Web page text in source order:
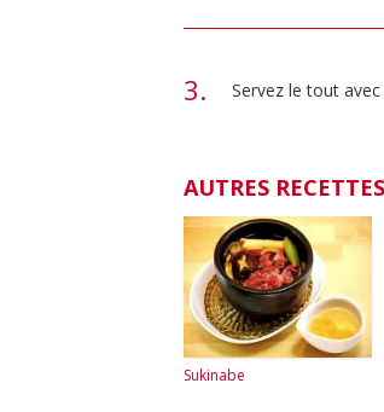
Servez le tout
AUTRES
Sukinabe